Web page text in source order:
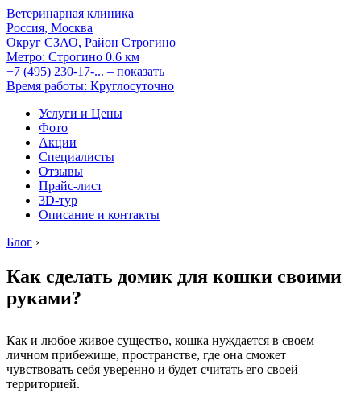
Ветеринарная клиника
Россия, Москва
Округ СЗАО, Район Строгино
Метро: Строгино 0.6 км
+7 (495) 230-17-... – показать
Время работы: Круглосуточно
Услуги и Цены
Фото
Акции
Специалисты
Отзывы
Прайс-лист
3D-тур
Описание и контакты
Блог ›
Как сделать домик для кошки своими
руками?
Как и любое живое существо, кошка нуждается в своем
личном прибежище, пространстве, где она сможет
чувствовать себя уверенно и будет считать его своей
территорией.